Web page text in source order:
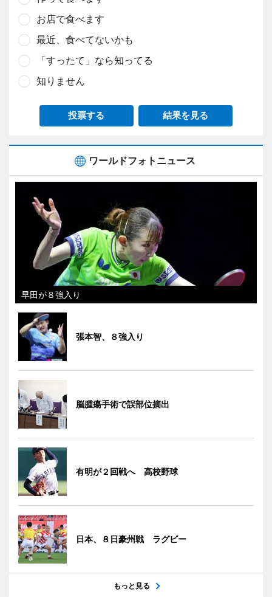
お店で食べます
最近、食べてないかも
「すったて」なら知ってる
知りません
投票する 結果を見る
ワールドフォトニュース
早田が８強入り
張本智、８強入り
脳腫瘍手術で誤部位摘出
有明が２回戦へ 高校野球
日本、８日豪州戦 ラグビー
もっと見る